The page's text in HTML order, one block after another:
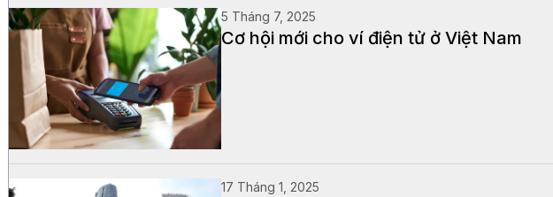
5 Tháng 7, 2025
Cơ hội mới cho ví điện tử ở Việt Nam
17 Tháng 1, 2025